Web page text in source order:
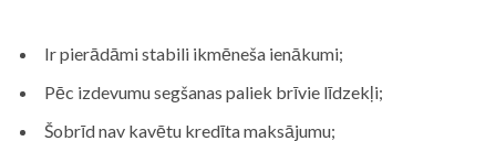
Ir pierādāmi stabili ikmēneša ienākumi;
Pēc izdevumu segšanas paliek brīvie līdzekļi;
Šobrīd nav kavētu kredīta maksājumu;